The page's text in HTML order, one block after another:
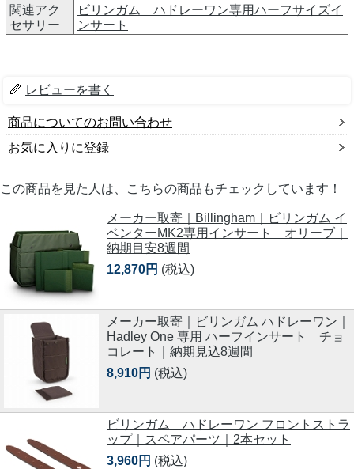
関連アク
セサリー
ビリンガム ハドレーワン専用ハーフサイズイ
ンサート
レビューを書く
商品についてのお問い合わせ
お気に入りに登録
この商品を見た人は、こちらの商品もチェックしています！
メーカー取寄｜Billingham｜ビリンガム イ
ベンターMK2専用インサート オリーブ｜
納期目安8週間
12,870円 (税込)
メーカー取寄｜ビリンガム ハドレーワン｜
Hadley One 専用 ハーフインサート チョ
コレート｜納期見込8週間
8,910円 (税込)
ビリンガム ハドレーワン フロントストラ
ップ｜スペアパーツ｜2本セット
3,960円 (税込)